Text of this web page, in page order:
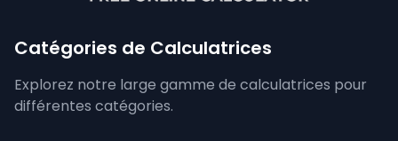
Catégories de Calculatrices
Explorez notre large gamme de calculatrices pour
différentes catégories.